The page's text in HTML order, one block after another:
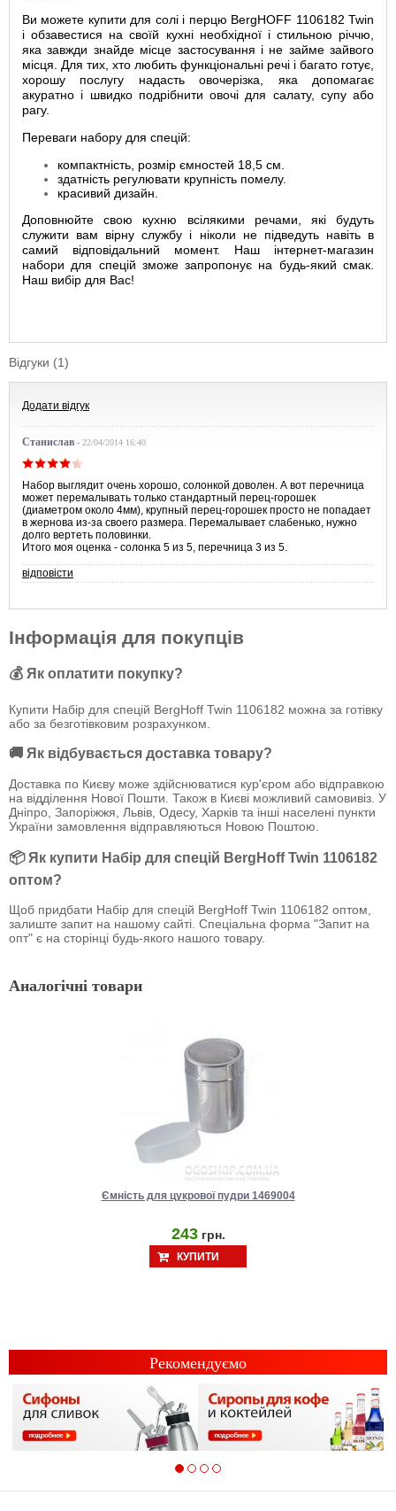
Ви можете купити для солі і перцю BergHOFF 1106182 Twin
і обзавестися на своїй кухні необхідної і стильною річчю,
яка завжди знайде місце застосування і не займе зайвого
місця. Для тих, хто любить функціональні речі і багато готує,
хорошу послугу надасть овочерізка, яка допомагає
акуратно і швидко подрібнити овочі для салату, супу або
рагу.
Переваги набору для спецій:
компактність, розмір ємностей 18,5 см.
здатність регулювати крупність помелу.
красивий дизайн.
Доповнюйте свою кухню всілякими речами, які будуть
служити вам вірну службу і ніколи не підведуть навіть в
самий відповідальний момент. Наш інтернет-магазин
набори для спецій зможе запропонує на будь-який смак.
Наш вибір для Вас!
Відгуки (1)
Додати відгук
Станислав - 22/04/2014 16:40
Набор выглядит очень хорошо, солонкой доволен. А вот перечница
может перемалывать только стандартный перец-горошек
(диаметром около 4мм), крупный перец-горошек просто не попадает
в жернова из-за своего размера. Перемалывает слабенько, нужно
долго вертеть половинки.
Итого моя оценка - солонка 5 из 5, перечница 3 из 5.
відповісти
Інформація для покупців
💰 Як оплатити покупку?
Купити Набір для спецій BergHoff Twin 1106182 можна за готівку
або за безготівковим розрахунком.
🚚 Як відбувається доставка товару?
Доставка по Києву може здійснюватися кур'єром або відправкою
на відділення Нової Пошти. Також в Києві можливий самовивіз. У
Дніпро, Запоріжжя, Львів, Одесу, Харків та інші населені пункти
України замовлення відправляються Новою Поштою.
📦 Як купити Набір для спецій BergHoff Twin 1106182
оптом?
Щоб придбати Набір для спецій BergHoff Twin 1106182 оптом,
залиште запит на нашому сайті. Спеціальна форма "Запит на
опт" є на сторінці будь-якого нашого товару.
Аналогічні товари
Ємність для цукрової пудри 1469004
243 грн.
КУПИТИ
Рекомендуємо